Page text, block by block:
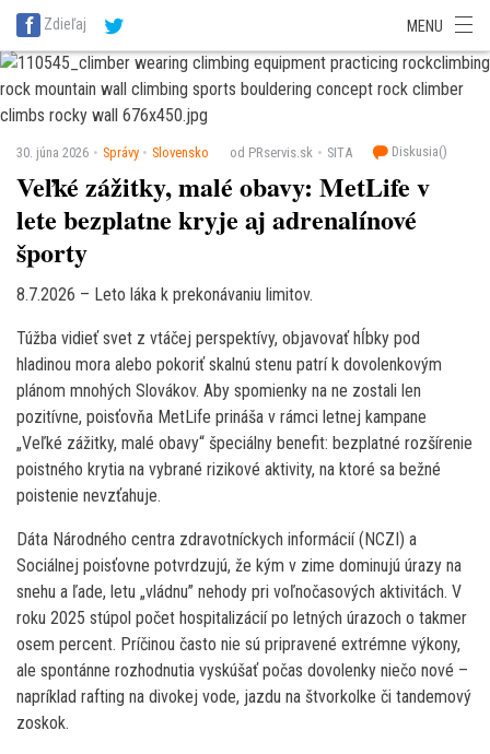
SITA Energetika
SITA Potravinárstvo
Zdieľaj MENU
30. júna 2026 Správy Slovensko od PRservis.sk SITA Diskusia()
Veľké zážitky, malé obavy: MetLife v
lete bezplatne kryje aj adrenalínové
športy
8.7.2026 – Leto láka k prekonávaniu limitov.
Túžba vidieť svet z vtáčej perspektívy, objavovať hĺbky pod
hladinou mora alebo pokoriť skalnú stenu patrí k dovolenkovým
plánom mnohých Slovákov. Aby spomienky na ne zostali len
pozitívne, poisťovňa MetLife prináša v rámci letnej kampane
„Veľké zážitky, malé obavy“ špeciálny benefit: bezplatné rozšírenie
poistného krytia na vybrané rizikové aktivity, na ktoré sa bežné
poistenie nevzťahuje.
Dáta Národného centra zdravotníckych informácií (NCZI) a
Sociálnej poisťovne potvrdzujú, že kým v zime dominujú úrazy na
snehu a ľade, letu „vládnu” nehody pri voľnočasových aktivitách. V
roku 2025 stúpol počet hospitalizácií po letných úrazoch o takmer
osem percent. Príčinou často nie sú pripravené extrémne výkony,
ale spontánne rozhodnutia vyskúšať počas dovolenky niečo nové –
napríklad rafting na divokej vode, jazdu na štvorkolke či tandemový
zoskok.